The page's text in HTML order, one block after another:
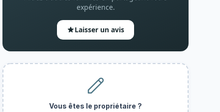
expérience.
Laisser un avis
Vous êtes le propriétaire ?